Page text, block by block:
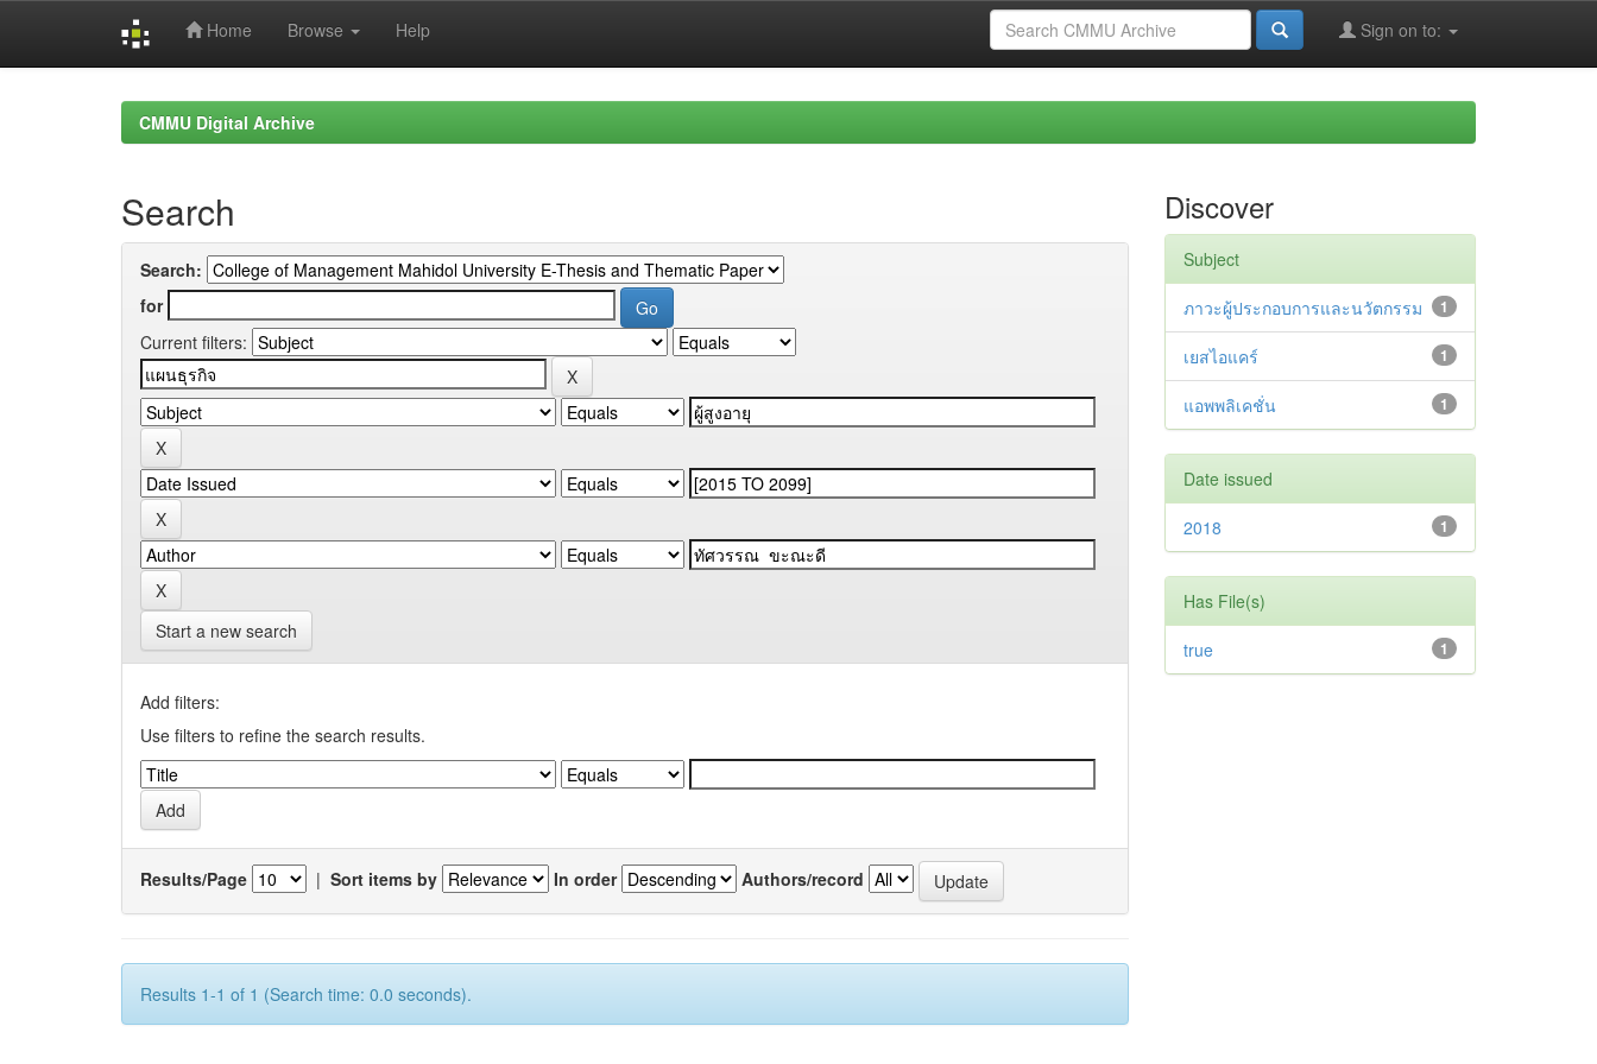
Home Browse Help Sign on to:
CMMU Digital Archive
Search
Search:
for
Current filters:
Start a new search
Add filters:
Use filters to refine the search results.
Results/Page | Sort items by In order Authors/record
Results 1-1 of 1 (Search time: 0.0 seconds).
Discover
Subject
1
ภาวะผู้ประกอบการและนวัตกรรม
1
เยสไอแคร์
1
แอพพลิเคชั่น
Date issued
1
2018
Has File(s)
1
true